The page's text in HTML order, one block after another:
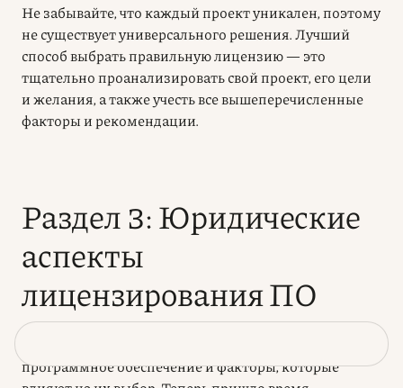
Не забывайте, что каждый проект уникален, поэтому
не существует универсального решения. Лучший
способ выбрать правильную лицензию — это
тщательно проанализировать свой проект, его цели
и желания, а также учесть все вышеперечисленные
факторы и рекомендации.
Раздел 3: Юридические
аспекты
лицензирования ПО
программное обеспечение и факторы, которые